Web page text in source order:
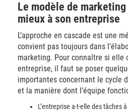
Le modèle de
mieux à son entreprise
L’approche en cascade est une
convient pas toujours dans
marketing. Pour connaître si elle
entreprise, il faut se poser
importantes concernant le cycle
et la manière dont l’équipe
L’entreprise a-t-elle des tâches